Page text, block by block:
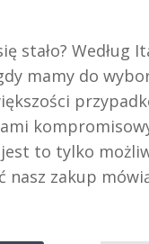
stało? Według
mamy do
to tylko
nasz zakup